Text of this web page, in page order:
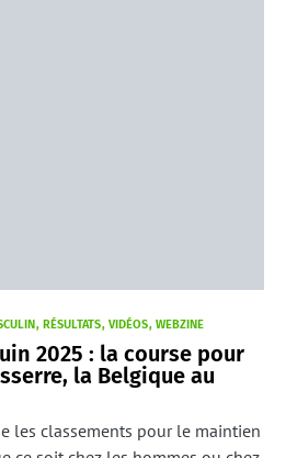
RÉSULTATS VIDÉOS WEBZINE
2025 : la course pour
la Belgique au
les classements pour le maintien